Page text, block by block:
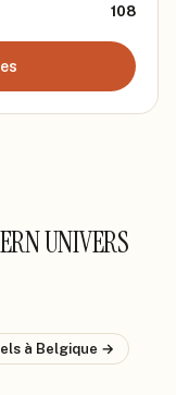
108
UNIVERS
à Belgique →